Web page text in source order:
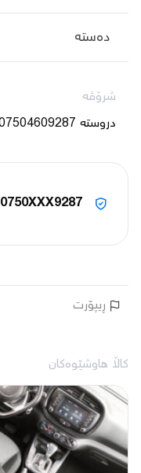
دەستە
شرۆڤە
دروستە 07504609287
0750XXX9287
ڕیپۆرت
کاڵا هاوشێوەکان